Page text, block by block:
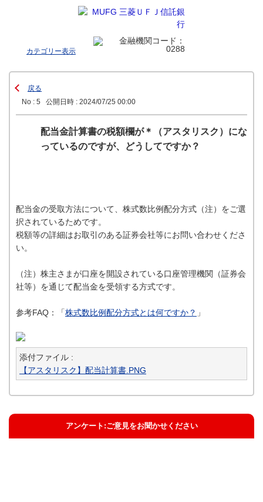
カテゴリー表示
戻る
No : 5
公開日時 : 2024/07/25 00:00
配当金計算書の税額欄が＊（アスタリスク）にな
っているのですが、どうしてですか？
配当金の受取方法について、株式数比例配分方式（注）をご選
択されているためです。
税額等の詳細はお取引のある証券会社等にお問い合わせくださ
い。
（注）株主さまが口座を開設されている口座管理機関（証券会
社等）を通じて配当金を受領する方式です。
参考FAQ：「株式数比例配分方式とは何ですか？ 」
添付ファイル :
【アスタリスク】配当計算書.PNG
アンケート:ご意見をお聞かせください